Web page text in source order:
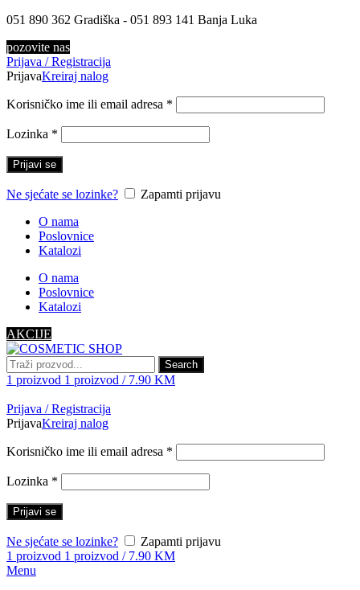
051 890 362 Gradiška - 051 893 141 Banja Luka
pozovite nas
Prijava / Registracija
PrijavaKreiraj nalog
Korisničko ime ili email adresa *
Lozinka *
Prijavi se
Ne sjećate se lozinke?
Zapamti prijavu
O nama
Poslovnice
Katalozi
O nama
Poslovnice
Katalozi
AKCIJE
Search
1 proizvod 1 proizvod / 7.90 KM
Prijava / Registracija
PrijavaKreiraj nalog
Korisničko ime ili email adresa *
Lozinka *
Prijavi se
Ne sjećate se lozinke?
Zapamti prijavu
1 proizvod 1 proizvod / 7.90 KM
Menu